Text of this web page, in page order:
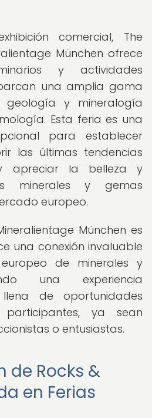
comercial, The
München ofrece
y actividades
una amplia gama
y mineralogía
Esta feria es una
para establecer
las últimas tendencias
apreciar la belleza y
minerales y gemas
europeo.
München es
una conexión invaluable
de minerales y
una experiencia
de oportunidades
ya sean
o entusiastas.
de Rocks &
en Ferias